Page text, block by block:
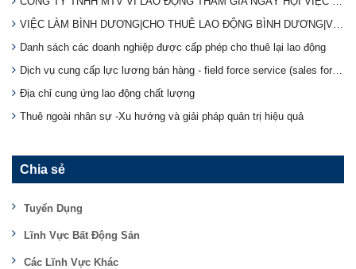
VIỆC LÀM BÌNH DƯƠNG|CHO THUÊ LAO ĐỘNG BÌNH DƯƠNG|VILADO
Danh sách các doanh nghiệp được cấp phép cho thuê lại lao động
Dịch vụ cung cấp lực lương bán hàng - field force service (sales force services)
Địa chỉ cung ứng lao động chất lượng
Thuê ngoài nhân sự -Xu hướng và giải pháp quản trị hiệu quả
Chia sẻ
Tuyển Dụng
Lĩnh Vực Bất Động Sản
Các Lĩnh Vực Khác